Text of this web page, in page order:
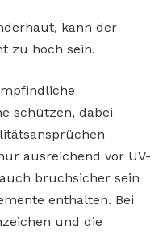
kann der
zu hoch sein.
schützen, dabei
ausreichend vor UV-
bruchsicher sein
enthalten. Bei
und die